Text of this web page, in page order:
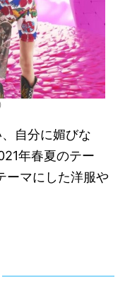
自分に媚びな
年春夏のテー
ーマにした洋服や